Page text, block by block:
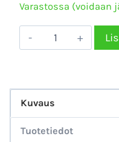
Varastossa (voidaan
CLEN
DEEP
määrä
Kuvaus
Tuotetiedot